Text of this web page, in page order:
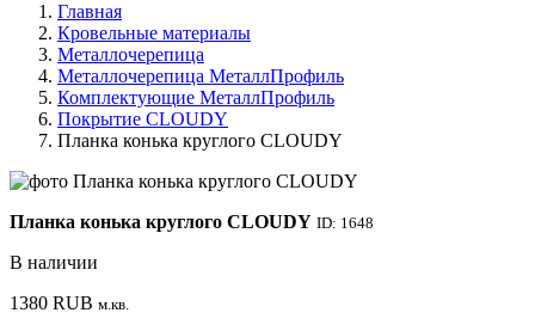
Главная
Кровельные материалы
Металлочерепица
Металлочерепица МеталлПрофиль
Комплектующие МеталлПрофиль
Покрытие CLOUDY
Планка конька круглого CLOUDY
Планка конька круглого CLOUDY ID: 1648
В наличии
1380 RUB м.кв.